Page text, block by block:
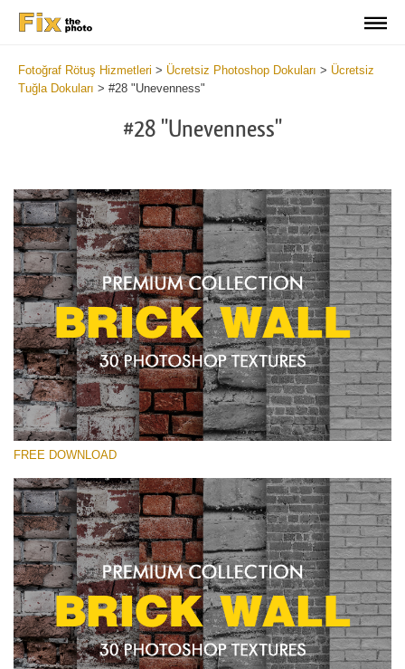
Fotoğraf Rötuş Hizmetleri > Ücretsiz Photoshop Dokuları > Ücretsiz
Tuğla Dokuları > #28 "Unevenness"
#28 "Unevenness"
Lütfen seçin
Brick Wall
(30 Textures)
Large 6000*4000px
Entire Collection
(1783 Overlays)
Large 6000*4000px
FREE DOWNLOAD